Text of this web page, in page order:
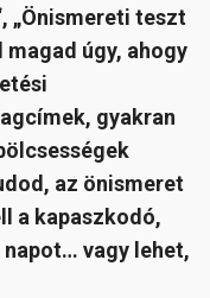
„Önismereti teszt
magad úgy, ahogy
gyakran
az önismeret
a kapaszkodó,
vagy lehet,